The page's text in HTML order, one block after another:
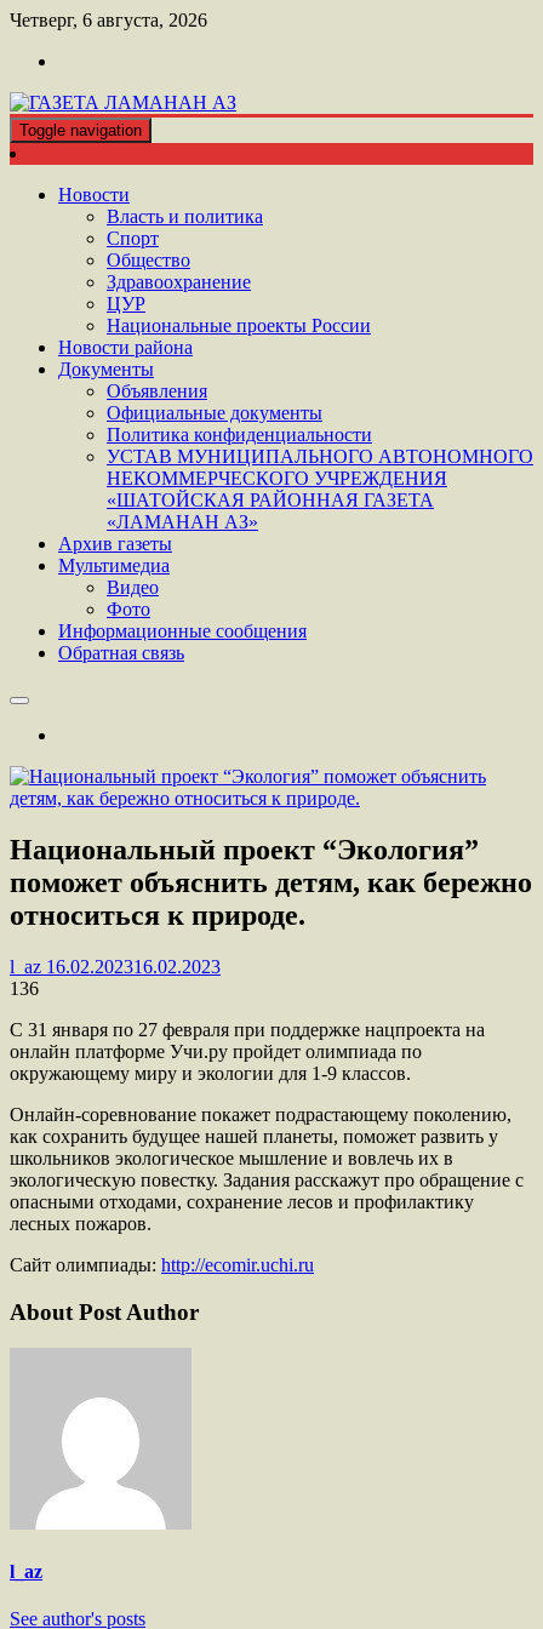
Перейти
контенту
Четверг, 6 августа, 2026
ГАЗЕТА ЛАМАНАН АЗ
ШАТОЙСКАЯ ГАЗЕТА ЛАМАНАН АЗ
Toggle navigation
Новости
Власть и политика
Спорт
Общество
Здравоохранение
ЦУР
Национальные проекты России
Новости района
Документы
Объявления
Официальные документы
Политика конфиденциальности
УСТАВ МУНИЦИПАЛЬНОГО АВТОНОМНОГО
НЕКОММЕРЧЕСКОГО УЧРЕЖДЕНИЯ
«ШАТОЙСКАЯ РАЙОННАЯ ГАЗЕТА
«ЛАМАНАН АЗ»
Архив газеты
Мультимедиа
Видео
Фото
Информационные сообщения
Обратная связь
Национальный проект “Экология”
поможет объяснить детям, как бережно
относиться к природе.
l_az 16.02.202316.02.2023
136
С 31 января по 27 февраля при поддержке нацпроекта на
онлайн платформе Учи.ру пройдет олимпиада по
окружающему миру и экологии для 1-9 классов.
Онлайн-соревнование покажет подрастающему поколению,
как сохранить будущее нашей планеты, поможет развить у
школьников экологическое мышление и вовлечь их в
экологическую повестку. Задания расскажут про обращение с
опасными отходами, сохранение лесов и профилактику
лесных пожаров.
Сайт олимпиады: http://ecomir.uchi.ru
About Post Author
l_az
See author's posts